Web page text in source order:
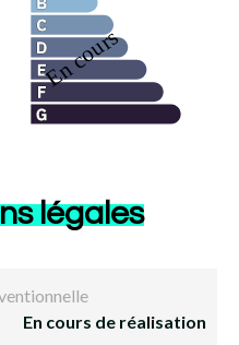
légales
En cours de réalisation